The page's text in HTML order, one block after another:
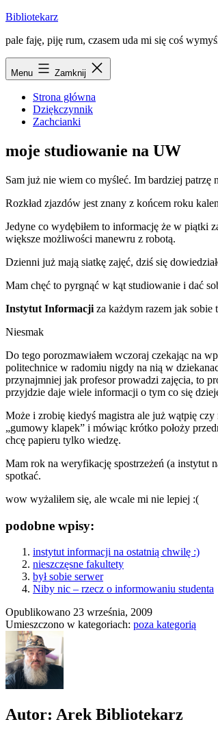
Przejdź
treści
Bibliotekarz
pale faję, piję rum, czasem uda mi się coś
Menu Zamknij
Strona główna
Dziękczynnik
Zachcianki
moje studiowanie na UW
Sam już nie wiem co myśleć. Im bardziej
Rozkład zjazdów jest znany z końcem roku
Jedyne co wydębiłem to informację że w piątki
większe możliwości manewru z robotą.
Dzienni już mają siatkę zajęć, dziś się
Mam chęć to pyrgnąć w kąt studiowanie i dać
Instytut Informacji za każdym razem jak
Niesmak
Do tego porozmawiałem wczoraj czekając na
politechnice w radomiu nigdy na nią w
przynajmniej jak profesor prowadzi zajęcia, to
przyjdzie daje wiele informacji o tym co się
Może i zrobię kiedyś magistra ale już wątpię
„gumowy klapek” i mówiąc krótko położy
chcę papieru tylko wiedzę.
Mam rok na weryfikację spostrzeżeń (a instytut
spotkać.
wow wyżaliłem się, ale wcale mi nie lepiej :(
podobne wpisy:
instytut informacji na ostatnią chwilę :)
nieszczęsne fakultety
był sobie serwer
Niby nic – rzecz o informowaniu studenta
Opublikowano 23 września, 2009
Umieszczono w kategoriach: poza kategorią
Autor: Arek Bibliotekarz